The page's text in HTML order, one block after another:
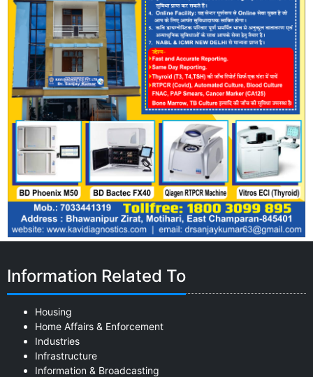
Information Related To
Housing
Home Affairs & Enforcement
Industries
Infrastructure
Information & Broadcasting